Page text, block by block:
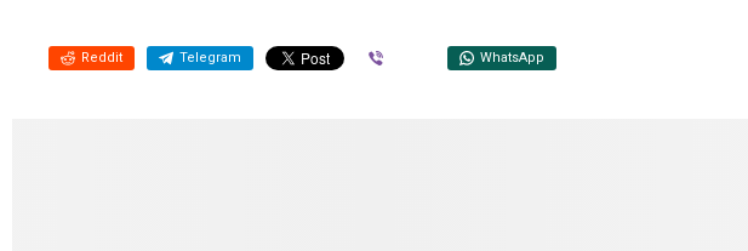
Reddit Telegram WhatsApp